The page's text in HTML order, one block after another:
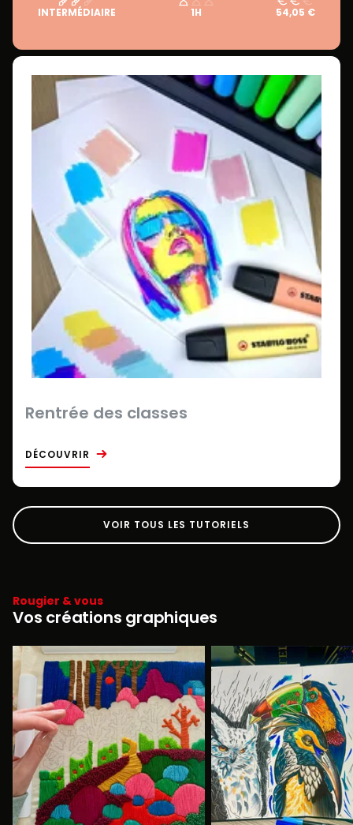
INTERMÉDIAIRE 1H 54,05 €
Rentrée des classes
DÉCOUVRIR
VOIR TOUS LES TUTORIELS
Rougier & vous
Vos créations graphiques